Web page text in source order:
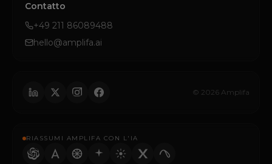
Contatto
+49 211 86089488
hello@amplifa.ai
© 2026 Amplifa
RIASSUMI AMPLIFA CON L'IA